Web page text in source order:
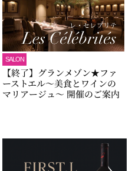
SALON
【終了】グランメゾン★ファ
ーストエル～美食とワインの
マリアージュ～ 開催のご案内